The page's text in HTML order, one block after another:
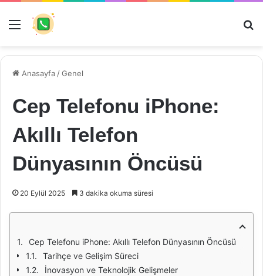
Menü
Anasayfa /Genel
Cep Telefonu iPhone:
Akıllı Telefon
Dünyasının Öncüsü
20 Eylül 2025 3 dakika okuma süresi
Cep Telefonu iPhone: Akıllı Telefon Dünyasının Öncüsü
Tarihçe ve Gelişim Süreci
İnovasyon ve Teknolojik Gelişmeler